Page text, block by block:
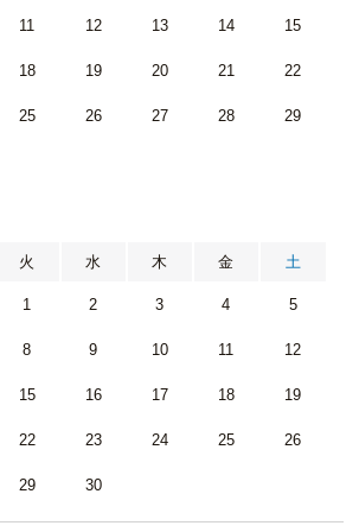
11 12 13 14 15
18 19 20 21 22
25 26 27 28 29
火 水 木 金 土
1 2 3 4 5
8 9 10 11 12
15 16 17 18 19
22 23 24 25 26
29 30